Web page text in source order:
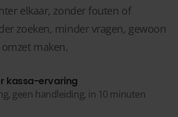
elkaar, zonder fouten of
zoeken, minder vragen, gewoon
maken.
kassa-ervaring
geen handleiding, in 10 minuten